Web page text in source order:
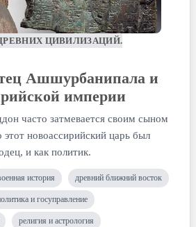
ЦИВИЛИЗАЦИЙ.
Ашшурбанипала и
империи
часто затмевается своим сыном
новоассирийский царь был
и как политик.
история древний ближний восток
и госуправление
религия и астрология